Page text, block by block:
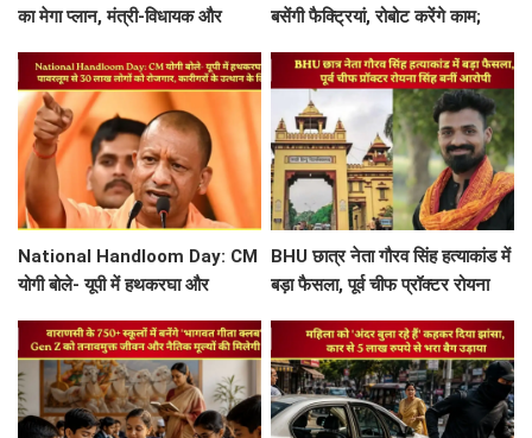
का मेगा प्लान, मंत्री-विधायक और
बसेंगी फैक्ट्रियां, रोबोट करेंगे काम;
SpaceX
National Handloom Day: CM
योगी बोले- यूपी में हथकरघा और
कारीगरों के उत्थान के लिए...
BHU छात्र नेता गौरव सिंह हत्याकांड में
बड़ा फैसला, पूर्व चीफ प्रॉक्टर रोयना